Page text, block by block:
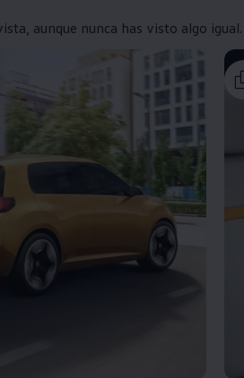
aunque nunca has visto algo igual.